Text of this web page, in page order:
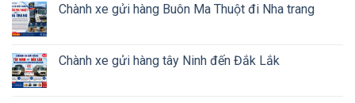
Chành xe gửi hàng Buôn Ma Thuột đi Nha trang
Chành xe gửi hàng tây Ninh đến Đắk Lắk